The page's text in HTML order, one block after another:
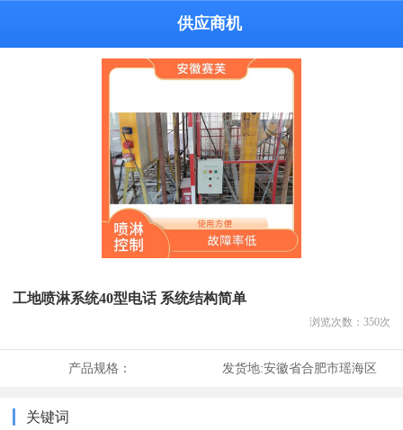
供应商机
工地喷淋系统40型电话 系统结构简单
浏览次数： 350次
产品规格： 发货地:安徽省合肥市瑶海区
关键词